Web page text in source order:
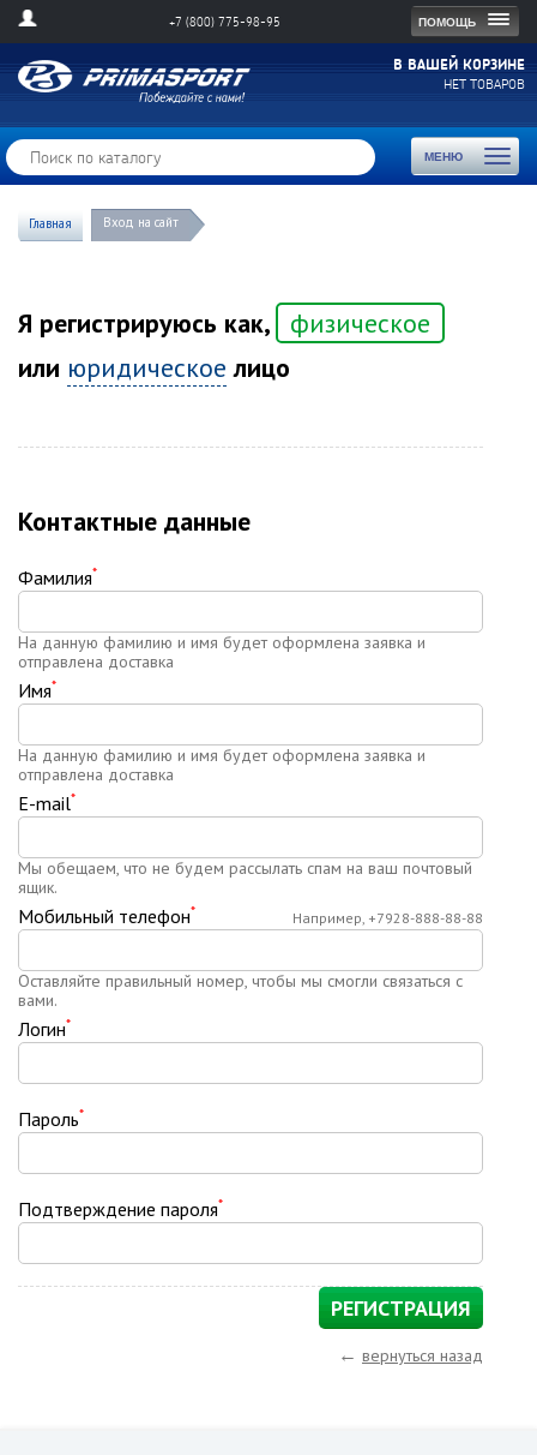
ПОМОЩЬ
+7 (800) 775-98-95
В ВАШЕЙ КОРЗИНЕ
НЕТ ТОВАРОВ
МЕНЮ
Toggle
Главная Вход на сайт
Я регистрируюсь как,
физическое
или юридическое лицо
Контактные данные
Фамилия*
На данную фамилию и имя будет оформлена заявка и
отправлена доставка
Имя*
На данную фамилию и имя будет оформлена заявка и
отправлена доставка
E-mail*
Мы обещаем, что не будем рассылать спам на ваш почтовый
ящик.
Мобильный телефон*
Оставляйте правильный номер, чтобы мы смогли связаться с
вами.
Например, +7928-888-88-88
Логин*
Пароль*
Подтверждение пароля*
← вернуться назад